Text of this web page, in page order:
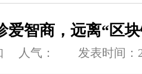
爱智商，远离“区
人气： 发表时间：